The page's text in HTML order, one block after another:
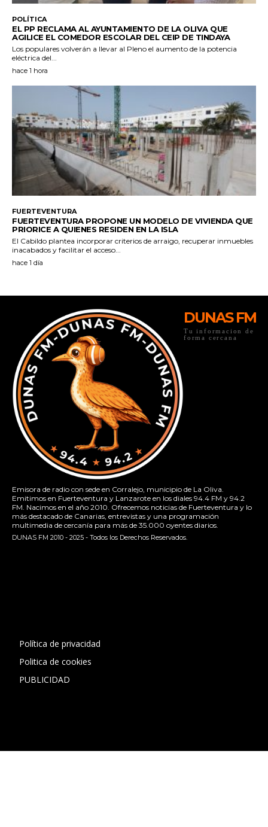
DUNAS FM
Tu informacion de
forma cercana
Emisora de radio con sede en Corralejo, municipio de La Oliva.
Emitimos en Fuerteventura y Lanzarote en los diales 94.4 FM y 94.2
FM. Nacimos en el año 2010. Ofrecemos noticias de Fuerteventura y lo
más destacado de Canarias, entrevistas y una programación
multimedia de cercanía para más de 35.000 oyentes diarios.
DUNAS FM 2010 - 2025 - Todos los Derechos Reservados.
Política de privacidad
Politica de cookies
PUBLICIDAD